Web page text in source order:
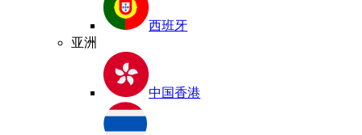
西班牙
亚洲
中国香港